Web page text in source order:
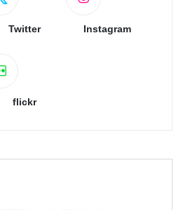
Twitter Instagram
flickr